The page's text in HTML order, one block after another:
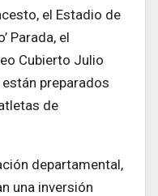
el Estadio de
Parada, el
Cubierto Julio
preparados
de
departamental,
una inversión